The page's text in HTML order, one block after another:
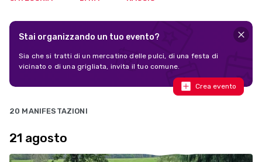
Stai organizzando un tuo evento?
Sia che si tratti di un mercatino delle pulci, di una festa di
vicinato o di una grigliata, invita il tuo comune.
Crea evento
20 MANIFESTAZIONI
21 agosto